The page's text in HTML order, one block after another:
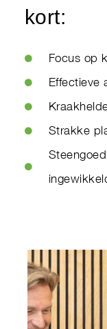
kort:
Focus op
Effectieve
Strakke